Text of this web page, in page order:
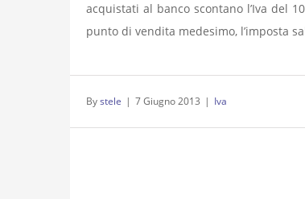
acquistati al banco scontano l’Iva del
punto di vendita medesimo, l’imposta
Bystele | 7 Giugno 2013 | Iva